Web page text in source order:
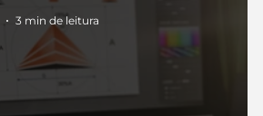
3 min de leitura